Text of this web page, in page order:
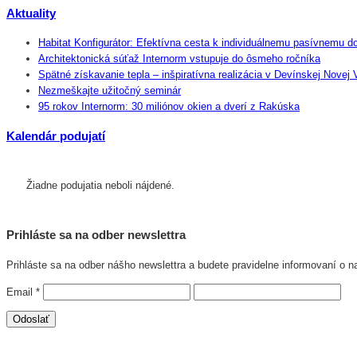
Aktuality
Habitat Konfigurátor: Efektívna cesta k individuálnemu pasívnemu
Architektonická súťaž Internorm vstupuje do ôsmeho ročníka
Spätné získavanie tepla – inšpiratívna realizácia v Devínskej Novej
Nezmeškajte užitočný seminár
95 rokov Internorm: 30 miliónov okien a dverí z Rakúska
Kalendár podujatí
Žiadne podujatia neboli nájdené.
Prihláste sa na odber newslettra
Prihláste sa na odber nášho newslettra a budete pravidelne informovaní o
Email *